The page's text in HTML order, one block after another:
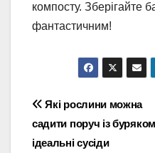
компосту. Зберігайте
фантастичним!
Навігація
записів
Які рослини можна
садити поруч із
ідеальні сусіди